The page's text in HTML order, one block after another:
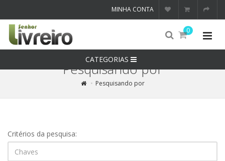
MINHA CONTA
0
CATEGORIAS
Pesquisando por
Pesquisando por
Critérios da pesquisa: